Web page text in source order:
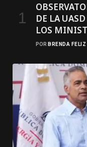
DE LA
LOS
POR BRENDA FELIZ